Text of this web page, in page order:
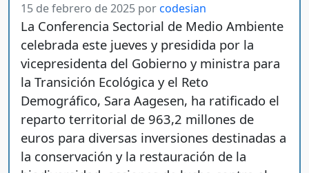
15 de febrero de 2025 por codesian
La Conferencia Sectorial de Medio Ambiente
celebrada este jueves y presidida por la
vicepresidenta del Gobierno y ministra para
la Transición Ecológica y el Reto
Demográfico, Sara Aagesen, ha ratificado el
reparto territorial de 963,2 millones de
euros para diversas inversiones destinadas a
la conservación y la restauración de la